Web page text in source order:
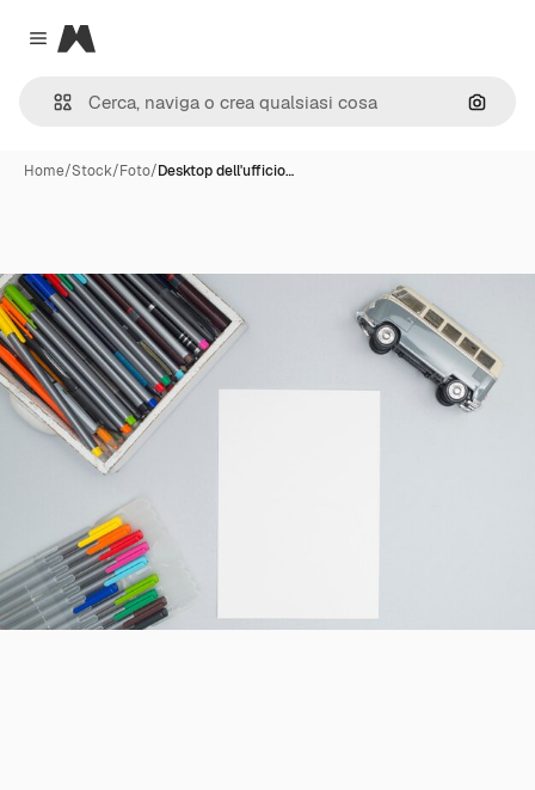
Close menu
Magnific
Cerca
Home/Stock/Foto/Desktop dell'ufficio…